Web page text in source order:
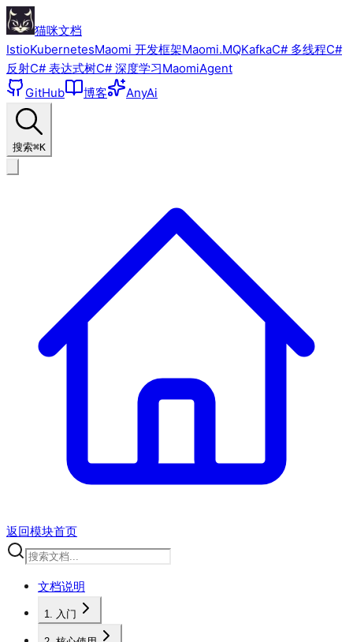
猫咪文档
IstioKubernetesMaomi 开发框架Maomi.MQKafkaC# 多线程C#
反射C# 表达式树C# 深度学习MaomiAgent
GitHub
博客 AnyAi
搜索⌘K
返回模块首页
文档说明
1. 入门